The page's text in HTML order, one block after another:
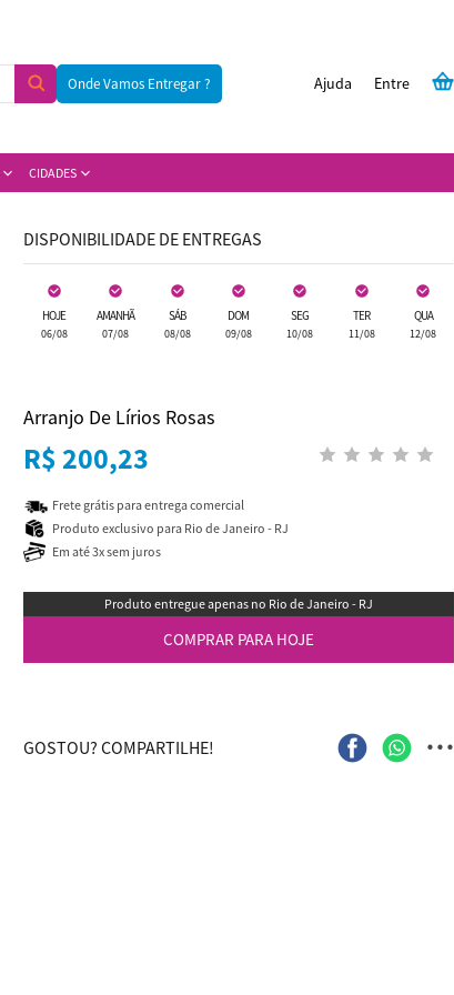
Onde Vamos Entregar ? Entre
Ajuda
CIDADES
DISPONIBILIDADE DE ENTREGAS
HOJE
06/08
AMANHÃ
07/08
SÁB
08/08
DOM
09/08
SEG
10/08
TER
11/08
QUA
12/08
Arranjo De Lírios Rosas
R$ 200,23
Frete grátis para entrega comercial
Produto exclusivo para Rio de Janeiro - RJ
Em até 3x sem juros
Produto entregue apenas no Rio de Janeiro - RJ
COMPRAR PARA HOJE
GOSTOU? COMPARTILHE! ...